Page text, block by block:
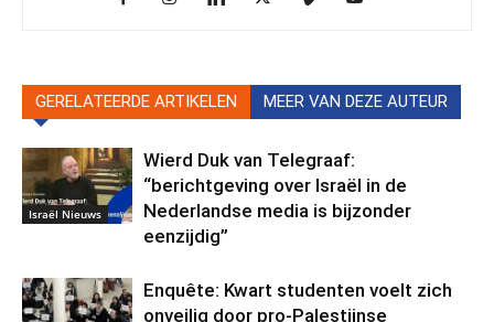
GERELATEERDE ARTIKELEN MEER VAN DEZE AUTEUR
Israël Nieuws
Wierd Duk van Telegraaf:
“berichtgeving over Israël in de
Nederlandse media is bijzonder
eenzijdig”
Enquête: Kwart studenten voelt zich
onveilig door pro-Palestijnse